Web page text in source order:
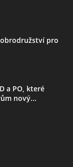
pro
a PO, které
nový...